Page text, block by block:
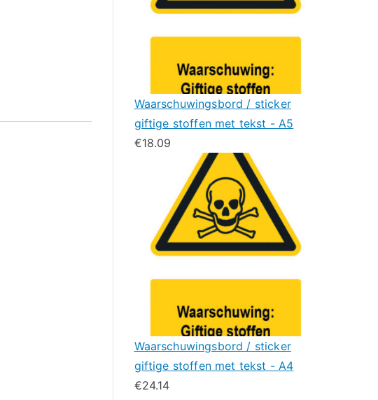
Waarschuwingsbord / sticker
giftige stoffen met tekst - A5
€18.09
Waarschuwingsbord / sticker
giftige stoffen met tekst - A4
€24.14